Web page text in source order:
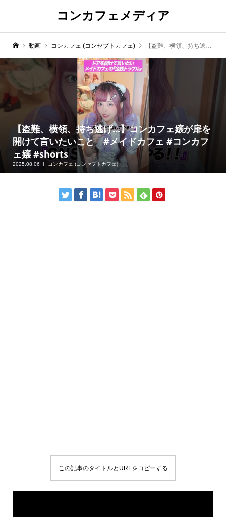
コンカフェメディア
動画 コンカフェ (コンセプトカフェ) 【盗難、横領、持ち逃げ…】コンカフェ嬢が扉を開けて言いたいこと #メイドカフェ #コンカフェ嬢 #shorts
【盗難、横領、持ち逃げ…】コンカフェ嬢が扉を
開けて言いたいこと #メイドカフェ #コンカフ
ェ嬢 #shorts
2025.08.06 コンカフェ (コンセプトカフェ)
この記事のタイトルとURLをコピーする